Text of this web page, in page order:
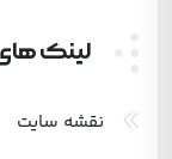
لینک
نقشه سایت